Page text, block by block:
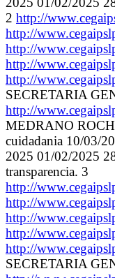
2 http://
http://
http://
http://
http://
SECRETARIA
http://
MEDRANO
cuidadania 10/03/
2025 01/02/2025
transparencia. 3
http://
http://
http://
http://
http://
SECRETARIA